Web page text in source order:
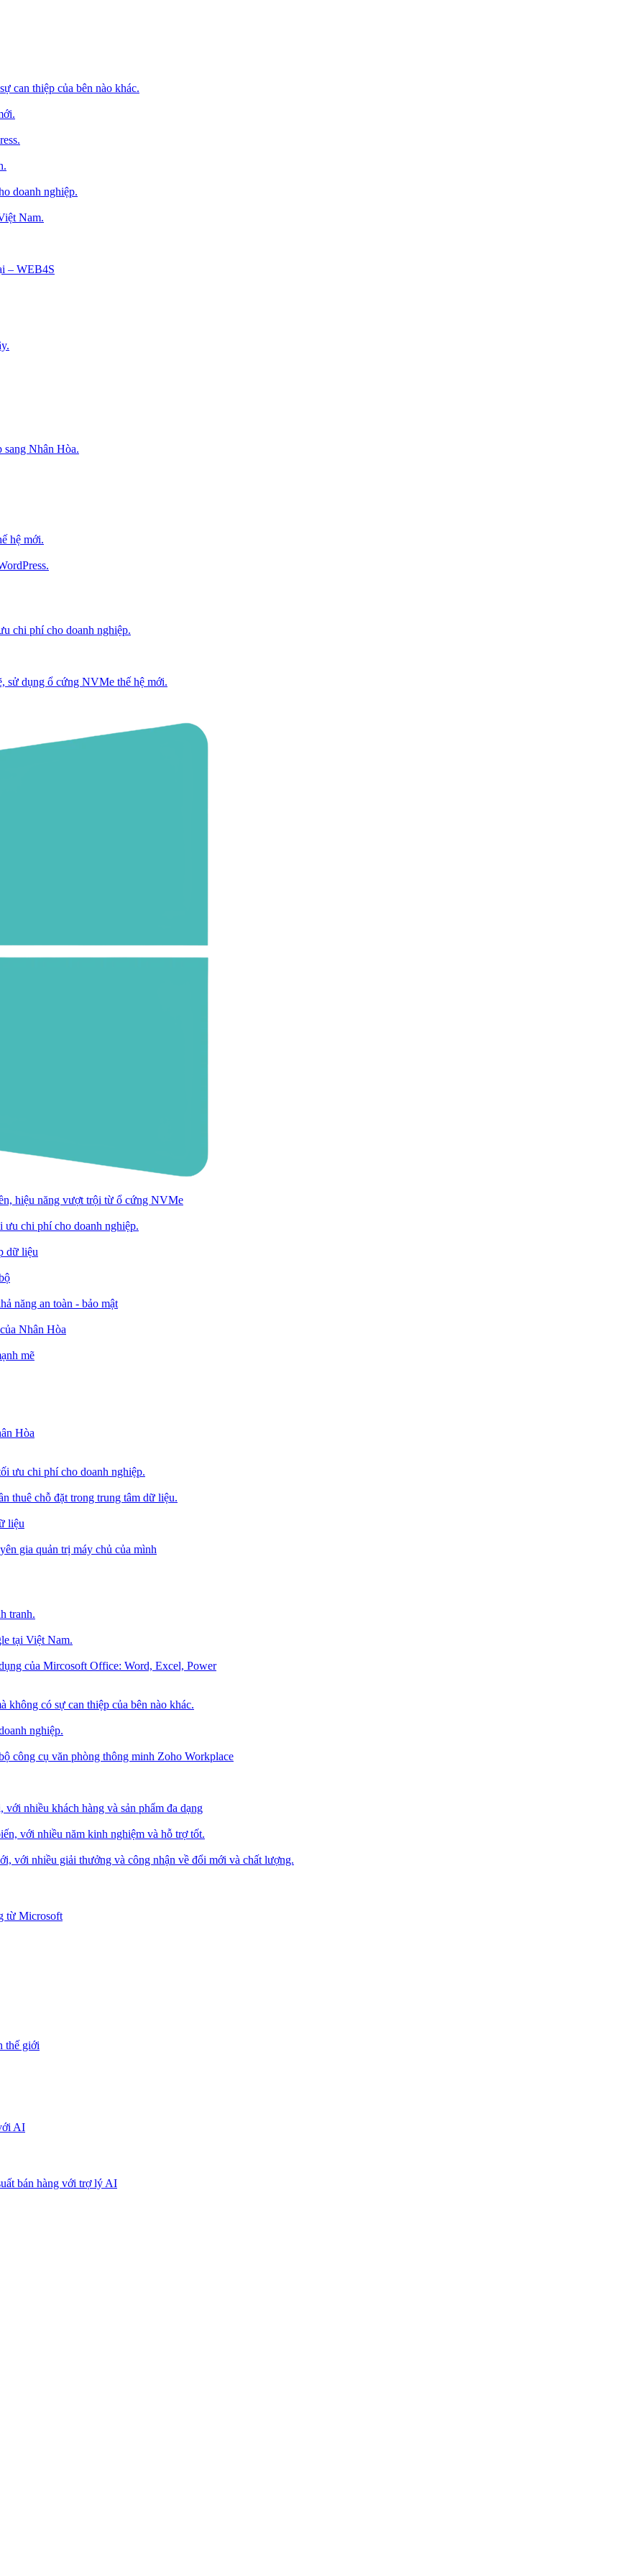
can thiệp của bên nào khác.
doanh nghiệp.
Nam.
– WEB4S
sang Nhân Hòa.
hệ mới.
chi phí cho doanh nghiệp.
sử dụng ổ cứng NVMe thế hệ mới.
hiệu năng vượt trội từ ổ cứng NVMe
ưu chi phí cho doanh nghiệp.
dữ liệu
năng an toàn - bảo mật
Nhân Hòa
mẽ
Hòa
ưu chi phí cho doanh nghiệp.
thuê chỗ đặt trong trung tâm dữ liệu.
liệu
gia quản trị máy chủ của mình
tranh.
tại Việt Nam.
của Mircosoft Office: Word, Excel, Power
không có sự can thiệp của bên nào khác.
nghiệp.
công cụ văn phòng thông minh Zoho Workplace
nhiều khách hàng và sản phẩm đa dạng
với nhiều năm kinh nghiệm và hỗ trợ tốt.
với nhiều giải thưởng và công nhận về đổi mới và chất lượng.
từ Microsoft
thế giới
AI
bán hàng với trợ lý AI